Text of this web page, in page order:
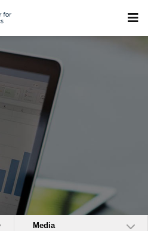
Media